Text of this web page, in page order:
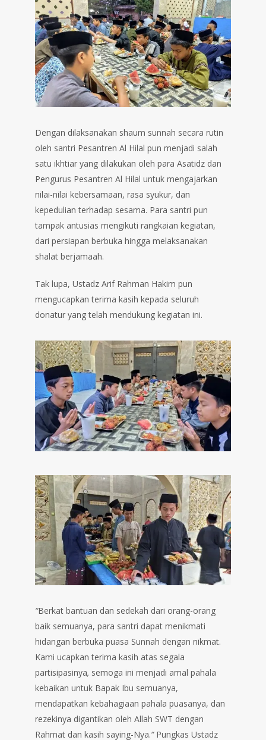
Dengan dilaksanakan shaum sunnah secara rutin
oleh santri Pesantren Al Hilal pun menjadi salah
satu ikhtiar yang dilakukan oleh para Asatidz dan
Pengurus Pesantren Al Hilal untuk mengajarkan
nilai-nilai kebersamaan, rasa syukur, dan
kepedulian terhadap sesama. Para santri pun
tampak antusias mengikuti rangkaian kegiatan,
dari persiapan berbuka hingga melaksanakan
shalat berjamaah.
Tak lupa, Ustadz Arif Rahman Hakim pun
mengucapkan terima kasih kepada seluruh
donatur yang telah mendukung kegiatan ini.
“Berkat bantuan dan sedekah dari orang-orang
baik semuanya, para santri dapat menikmati
hidangan berbuka puasa Sunnah dengan nikmat.
Kami ucapkan terima kasih atas segala
partisipasinya, semoga ini menjadi amal pahala
kebaikan untuk Bapak Ibu semuanya,
mendapatkan kebahagiaan pahala puasanya, dan
rezekinya digantikan oleh Allah SWT dengan
Rahmat dan kasih saying-Nya.“Pungkas Ustadz